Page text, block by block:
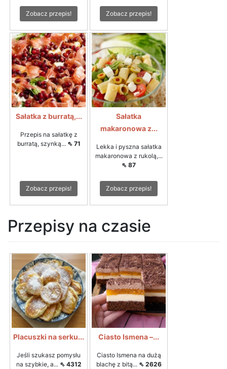
Zobacz przepis! Zobacz przepis!
Sałatka z burratą,...
Przepis na sałatkę z
burratą, szynką... ⇖ 71
Zobacz przepis!
Sałatka
makaronowa z...
Lekka i pyszna sałatka
makaronowa z rukolą,...
⇖ 87
Zobacz przepis!
Przepisy na czasie
Placuszki na serku...
Jeśli szukasz pomysłu
na szybkie, a... ⇖ 4312
Ciasto Ismena –...
Ciasto Ismena na dużą
blachę z bitą... ⇖ 2626